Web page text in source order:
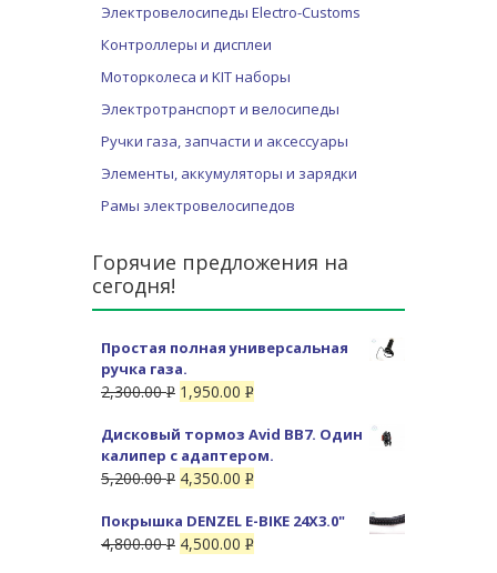
Электровелосипеды Electro-Customs
Контроллеры и дисплеи
Моторколеса и KIT наборы
Электротранспорт и велосипеды
Ручки газа, запчасти и аксессуары
Элементы, аккумуляторы и зарядки
Рамы электровелосипедов
Горячие предложения на
сегодня!
Простая полная универсальная
ручка газа.
2,300.00Р 1,950.00 Р
Дисковый тормоз Avid BB7. Один
калипер с адаптером.
5,200.00Р 4,350.00 Р
Покрышка DENZEL E-BIKE 24X3.0"
4,800.00Р 4,500.00 Р